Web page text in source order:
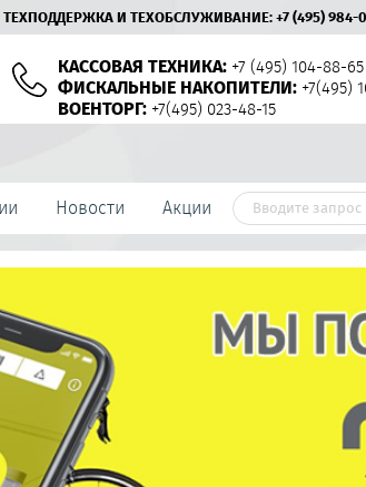
ТЕХПОДДЕРЖКА И ТЕХОБСЛУЖИВАНИЕ: +7 (495) 984-
КАССОВАЯ ТЕХНИКА: +7 (495) 104-88-65
ФИСКАЛЬНЫЕ НАКОПИТЕЛИ: +7(495)
ВОЕНТОРГ: +7(495) 023-48-15
Новости Акции